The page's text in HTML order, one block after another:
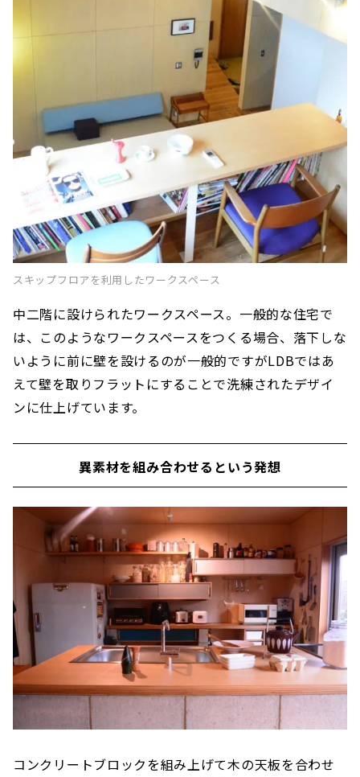
スキップフロアを利用したワークスペース
中二階に設けられたワークスペース。一般的な住宅で
は、このようなワークスペースをつくる場合、落下しな
いように前に壁を設けるのが一般的ですがLDBではあ
えて壁を取りフラットにすることで洗練されたデザイ
ンに仕上げています。
異素材を組み合わせるという発想
コンクリートブロックを組み上げて木の天板を合わせ